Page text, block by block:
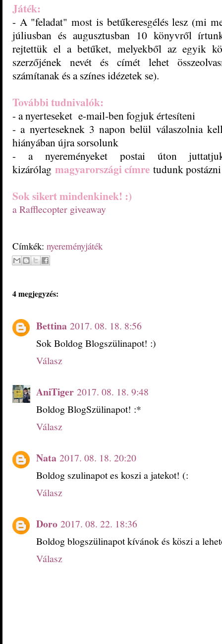
Játék:
- A "feladat" most is betűkeresgélés lesz (mi
júliusban és augusztusban 10 könyvről
rejtettük el a betűket, melyekből az egyik
szerzőjének nevét és címét lehet
számítanak és a színes idézetek se).
További tudnivalók:
- a nyerteseket e-mail-ben fogjuk értesíteni
- a nyerteseknek 3 napon belül válaszolnia
hiányában újra sorsolunk
- a nyereményeket postai úton
kizárólag magyarországi címre tudunk postázni
Sok sikert mindenkinek! :)
a Rafflecopter giveaway
Címkék: nyereményjáték
4 megjegyzés:
Bettina 2017. 08. 18. 8:56
Sok Boldog Blogszülinapot! :)
Válasz
AniTiger 2017. 08. 18. 9:48
Boldog BlogSzülinapot! :*
Válasz
Nata 2017. 08. 18. 20:20
Boldog szulinapot es koszi a jatekot! (:
Válasz
Doro 2017. 08. 22. 18:36
Boldog blogszülinapot kívánok és köszi a
Válasz